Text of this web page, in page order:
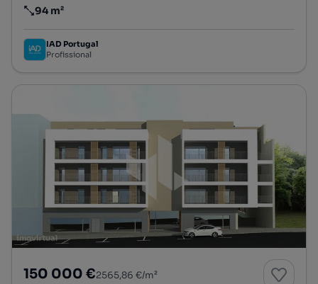
Preço por metro quadrado
94 m²
IAD Portugal
Profissional
150 000 €2565,86 €/m²